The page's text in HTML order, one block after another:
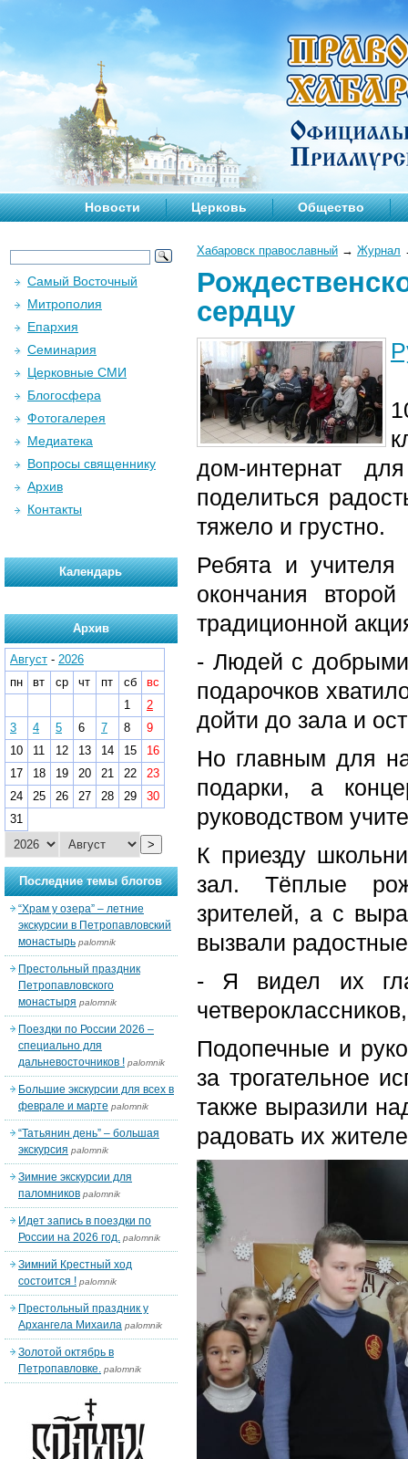
Новости Церковь Общество
Хабаровск православный → Журнал
сердцу
дом-интернат
поделиться
тяжело и грустно.
Ребята и
окончания
традиционной
- Людей с
подарочков
дойти до зала и
Но главным для
подарки, а
руководством
К приезду
зал. Тёплые
зрителей, а с
вызвали
- Я видел их
Подопечные и
за трогательное
также выразили
радовать их
Самый Восточный
Митрополия
Епархия
Семинария
Церковные СМИ
Блогосфера
Фотогалерея
Медиатека
Вопросы священнику
Архив
Контакты
Календарь
Архив
Август - 2026
пн
вт ср чт пт сб
вс
1
2
3
4 5 6 7 8
9
10
11 12 13 14 15
16
17
18 19 20 21 22
23
24
25 26 27 28 29
30
31
>
Последние темы блогов
“Храм у озера” – летние
экскурсии в Петропавловский
монастырь palomnik
Престольный праздник
Петропавловского
монастыря palomnik
Поездки по России 2026 –
специально для
дальневосточников ! palomnik
Большие экскурсии для всех в
феврале и марте palomnik
“Татьянин день” – большая
экскурсия palomnik
Зимние экскурсии для
паломников palomnik
Идет запись в поездки по
России на 2026 год. palomnik
Зимний Крестный ход
состоится ! palomnik
Престольный праздник у
Архангела Михаила palomnik
Золотой октябрь в
Петропавловке. palomnik